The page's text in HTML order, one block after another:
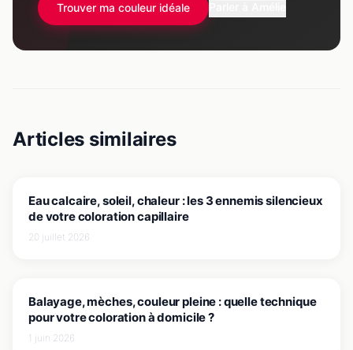
Trouver ma couleur idéale
Articles similaires
J'EXPLORE LES CONSEILS & TUTOS
Eau calcaire, soleil, chaleur : les 3 ennemis silencieux
de votre coloration capillaire
20 juillet 2026
J'EXPLORE LES CONSEILS & TUTOS
Balayage, mèches, couleur pleine : quelle technique
pour votre coloration à domicile ?
1 juin 2026